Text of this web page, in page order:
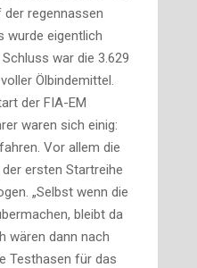
regennassen
wurde eigentlich
war die 3.629
Ölbindemittel.
der FIA-EM
waren sich einig:
Vor allem die
ersten Startreihe
„Selbst wenn die
bleibt da
wären dann nach
Testhasen für das